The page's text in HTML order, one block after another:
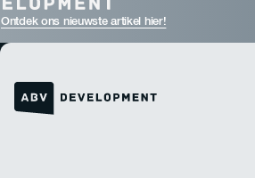
Ontdek ons nieuwste artikel hier!